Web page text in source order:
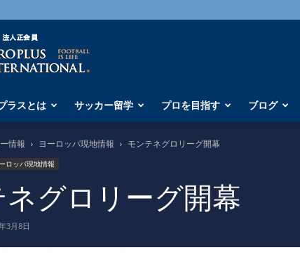
海
外
サ
ー
学
な
ら
ユ
ー
ロ
プ
ラ
ラスとは サッカー留学 プロを目指す ブログ
情報 ヨーロッパ現地情報 モンテネグロリーグ開幕
ロッパ現地情報
ネグロリーグ開幕
3月8日